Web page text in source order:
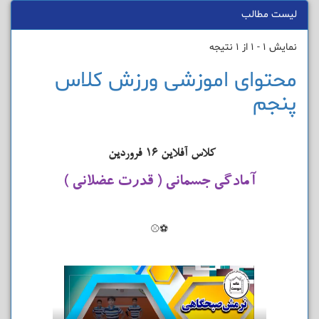
لیست مطالب
نمایش 1 - 1 از 1 نتیجه
محتوای اموزشی ورزش کلاس
پنجم
کلاس آفلاین ۱۶ فروردین
آمادگی جسمانی ( قدرت عضلانی )
⚽⚾